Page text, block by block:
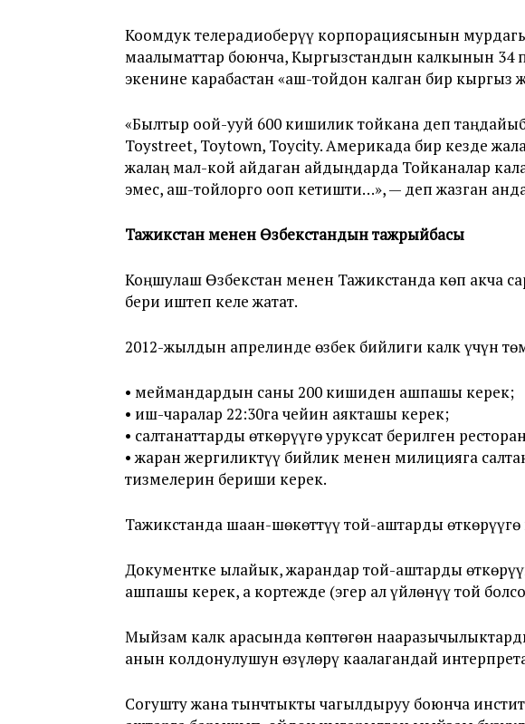
Коомдук телерадиоберүү корпорациясынын
маалыматтар боюнча, Кыргызстандын калкынын
экенине карабастан «аш-тойдон калган бир кыргыз
«Былтыр оой-ууй 600 кишилик тойкана деп
Toystreet, Toytown, Toyсity. Америкада бир кезде
жалаң мал-кой айдаган айдыңдарда Тойканалар
эмес, аш-тойлорго ооп кетишти…», — деп жазган
Тажикстан менен Өзбекстандын тажрыйбасы
Коңшулаш Өзбекстан менен Тажикстанда көп акча
бери иштеп келе жатат.
2012-жылдын апрелинде өзбек бийлиги калк үчүн
• меймандардын саны 200 кишиден ашпашы керек;
• иш-чаралар 22:30га чейин аякташы керек;
• салтанаттарды өткөрүүгө уруксат берилген
• жаран жергиликтүү бийлик менен милицияга
тизмелерин бериши керек.
Тажикстанда шаан-шөкөттүү той-аштарды
Документке ылайык, жарандар той-аштарды
ашпашы керек, а кортежде (эгер ал үйлөнүү той
Мыйзам калк арасында көптөгөн
анын колдонулушун өзүлөрү каалагандай
Согушту жана тынчтыкты чагылдыруу боюнча